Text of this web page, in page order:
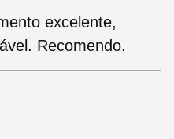
excelente,
Recomendo.